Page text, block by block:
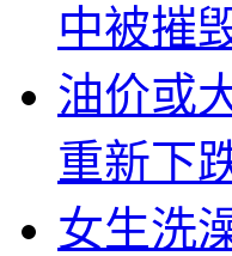
中被摧
油价或
重新下
女生洗